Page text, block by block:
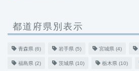
都道府県別表示
青森県 (6) 岩手県 (5) 宮城県 (4)
福島県 (2) 茨城県 (10) 栃木県 (10)